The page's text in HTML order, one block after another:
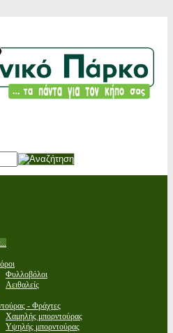
Φυλλοβόλοι
Αειθαλείς
- Φράχτες
Χαμηλής μπορντούρας
Υψηλής μπορντούρας